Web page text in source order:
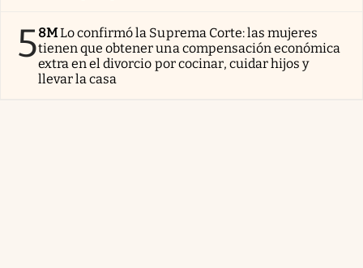
58MLo confirmó la Suprema Corte: las mujeres
tienen que obtener una compensación económica
extra en el divorcio por cocinar, cuidar hijos y
llevar la casa